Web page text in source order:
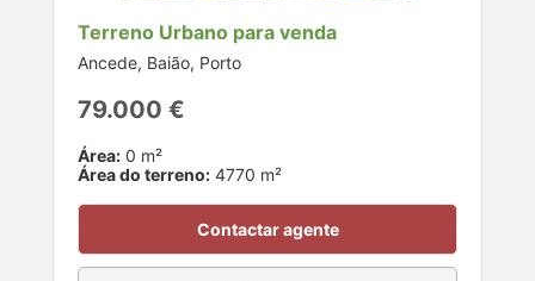
Terreno Urbano para venda
Ancede, Baião, Porto
79.000 €
Área: 0 m²
Área do terreno: 4770 m²
Contactar agente